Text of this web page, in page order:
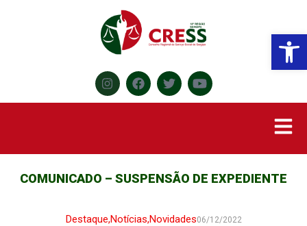
COMUNICADO – SUSPENSÃO DE EXPEDIENTE
Destaque,Notícias,Novidades06/12/2022